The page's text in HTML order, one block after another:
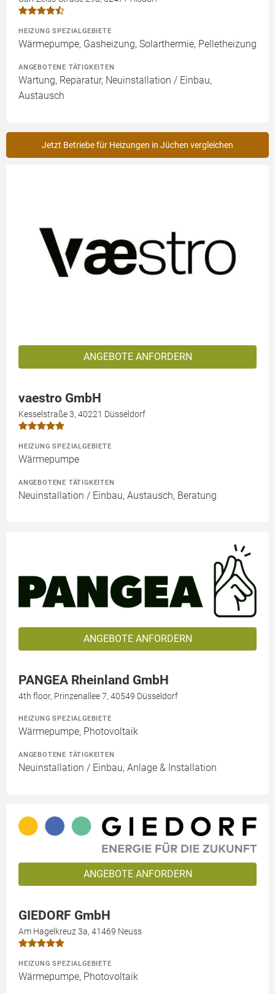
HEIZUNG SPEZIALGEBIETE
Wärmepumpe, Gasheizung, Solarthermie, Pelletheizung
ANGEBOTENE TÄTIGKEITEN
Wartung, Reparatur, Neuinstallation / Einbau,
Austausch
Jetzt Betriebe für Heizungen in Jüchen vergleichen
ANGEBOTE ANFORDERN
vaestro GmbH
Kesselstraße 3, 40221 Düsseldorf
HEIZUNG SPEZIALGEBIETE
Wärmepumpe
ANGEBOTENE TÄTIGKEITEN
Neuinstallation / Einbau, Austausch, Beratung
ANGEBOTE ANFORDERN
PANGEA Rheinland GmbH
4th floor, Prinzenallee 7, 40549 Düsseldorf
HEIZUNG SPEZIALGEBIETE
Wärmepumpe, Photovoltaik
ANGEBOTENE TÄTIGKEITEN
Neuinstallation / Einbau, Anlage & Installation
ANGEBOTE ANFORDERN
GIEDORF GmbH
Am Hagelkreuz 3a, 41469 Neuss
HEIZUNG SPEZIALGEBIETE
Wärmepumpe, Photovoltaik